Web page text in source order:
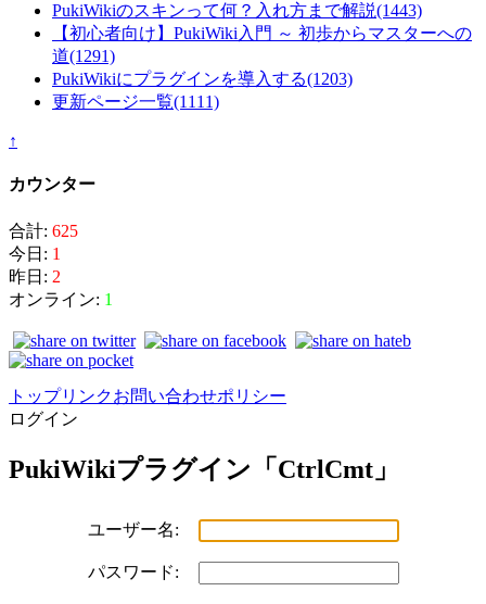
PukiWikiのスキンって何？入れ方まで解説(1443)
【初心者向け】PukiWiki入門 ～ 初歩からマスターへの
道(1291)
PukiWikiにプラグインを導入する(1203)
更新ページ一覧(1111)
↑
カウンター
合計: 625
今日: 1
昨日: 2
オンライン: 1
トップリンクお問い合わせポリシー
ログイン
PukiWikiプラグイン「CtrlCmt」
ユーザー名:
パスワード: